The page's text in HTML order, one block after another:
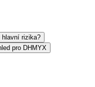
hlavní rizika?
pro DHMYX